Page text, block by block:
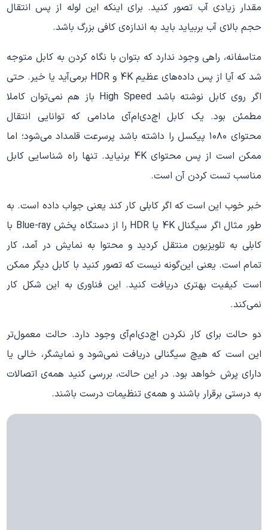
مقدار زیادی آب تصور کنید. برای اینکه این لوله از پس انتقال
حجم بالای آب بربیاید باید به اندازه‌ی کافی بزرگ باشد.
متاسفانه، راهی وجود ندارد که بتوان با نگاه کردن به کابل متوجه
شد که آیا از پس داده‌های عظیم 4K و HDR برمی‌آید یا خیر. حتی
اگر روی کابل نوشته باشد High Speed باز هم نمی‌توان کاملا
مطمئن بود. یک کابل اچ‌دی‌ام‌آی مادامی که توانایی انتقال
محتوای ۱۰۸۰ پیکسل را داشته باشد پرسرعت قلمداد می‌شود؛ اما
ممکن است از پس محتوای 4K برنیاید. تنها راه شناسایی کابل
مناسب تست کردن آن است.
خبر خوب این است که اگر کابلی کار کند یعنی جواب داده است. به
طور مثال اگر سیگنال 4K یا HDR را از دستگاه پخش Blue-ray با
کابلی به تلویزیون منتقل کردید و محتوا به نمایش در آمد، کار
تمام است. یعنی این‌گونه نیست که تصور کنید با کابل دیگر ممکن
است کیفیت بهتری دریافت کنید. این فناوری به این شکل کار
نمی‌کند.
دو حالت برای کار نکردن اچ‌دی‌ام‌آی وجود دارد. حالت معمول‌تر
این است که هیچ سیگنالی دریافت نمی‌شود و نمایشگر، خالی یا
دارای پرش خواهد بود. در این حالت، بررسی کنید همه‌ی اتصالات
به درستی برقرار باشند و همه‌ی تنظیمات درست باشند.